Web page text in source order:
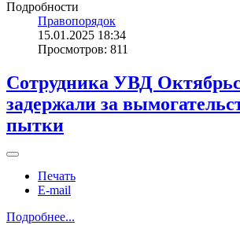
Подробности
Правопорядок
15.01.2025 18:34
Просмотров: 811
Сотрудника УВД
задержали за
пытки
Печать
E-mail
Подробнее...